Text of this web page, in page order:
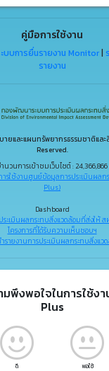
คู่มือการใช้งาน
บบการยื่นรายงาน Monitor|
รายงาน
ยและแผนทรัพยากรธรรมชาติแล
Reserved.
นวนการเข้าชมเว็บไซต์ : 24,366,866
รใช้งานศูนย์ข้อมูลการประเมินผลก
Plus)
Dashboard
ระเมินผลกระทบสิ่งแวดล้อมที่ส่งให้
โครงการที่ได้รับความเห็นชอบฯ
รายงานการประเมินผลกระทบสิ่งแว
พึงพอใจในการใช้ง
Plus
ดี พอใช้